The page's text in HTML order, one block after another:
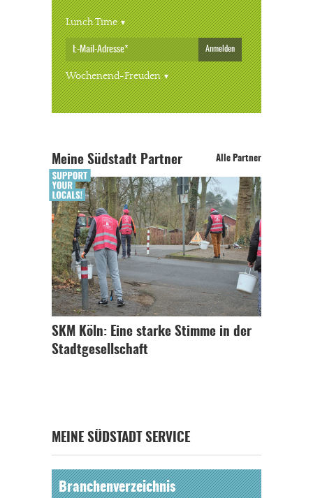
Lunch Time
Anmelden
Wochenend-Freuden
Meine Südstadt Partner Alle Partner
SKM Köln: Eine starke Stimme in der
Stadtgesellschaft
MEINE SÜDSTADT SERVICE
Branchenverzeichnis